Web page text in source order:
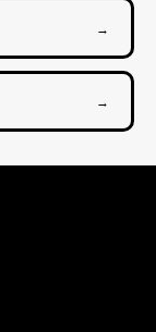
→
→